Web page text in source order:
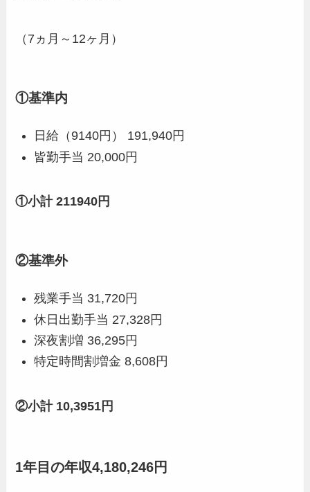
（7ヵ月～12ヶ月）
①基準内
日給（9140円） 191,940円
皆勤手当 20,000円
①小計 211940円
②基準外
残業手当 31,720円
休日出勤手当 27,328円
深夜割増 36,295円
特定時間割増金 8,608円
②小計 10,3951円
1年目の年収4,180,246円